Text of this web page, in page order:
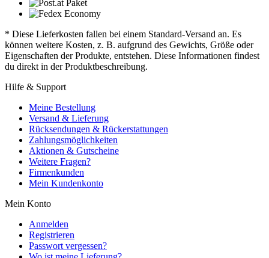
* Diese Lieferkosten fallen bei einem Standard-Versand an. Es
können weitere Kosten, z. B. aufgrund des Gewichts, Größe oder
Eigenschaften der Produkte, entstehen. Diese Informationen findest
du direkt in der Produktbeschreibung.
Hilfe & Support
Meine Bestellung
Versand & Lieferung
Rücksendungen & Rückerstattungen
Zahlungsmöglichkeiten
Aktionen & Gutscheine
Weitere Fragen?
Firmenkunden
Mein Kundenkonto
Mein Konto
Anmelden
Registrieren
Passwort vergessen?